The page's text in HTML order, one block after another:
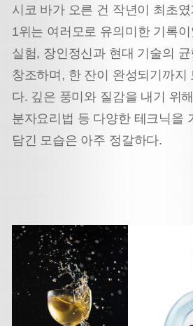
시코 바가 오른 건 작년이 최초
1위는 여러모로 유의미한 기록
실험, 장인정신과 현대 기술의
창조하며, 한 잔이 완성되기까지
다. 깊은 풍미와 질감을 내기 위
분자요리법 등 다양한 테크닉을
담긴 모습은 아주 정갈하다.